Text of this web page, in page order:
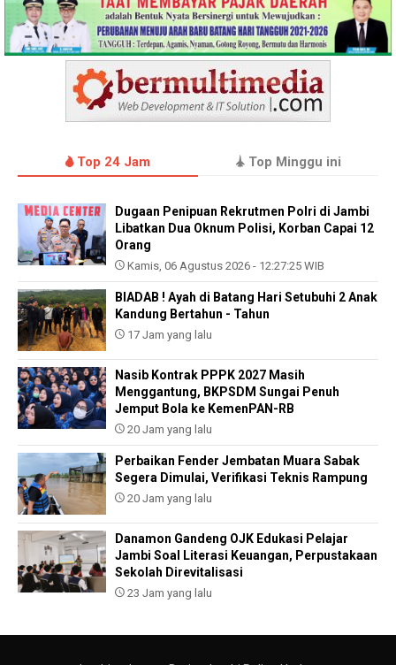
Top 24 Jam Top Minggu ini
Dugaan Penipuan Rekrutmen Polri di Jambi
Libatkan Dua Oknum Polisi, Korban Capai 12
Orang
Kamis, 06 Agustus 2026 - 12:27:25 WIB
BIADAB ! Ayah di Batang Hari Setubuhi 2 Anak
Kandung Bertahun - Tahun
17 Jam yang lalu
Nasib Kontrak PPPK 2027 Masih
Menggantung, BKPSDM Sungai Penuh
Jemput Bola ke KemenPAN-RB
20 Jam yang lalu
Perbaikan Fender Jembatan Muara Sabak
Segera Dimulai, Verifikasi Teknis Rampung
20 Jam yang lalu
Danamon Gandeng OJK Edukasi Pelajar
Jambi Soal Literasi Keuangan, Perpustakaan
Sekolah Direvitalisasi
23 Jam yang lalu